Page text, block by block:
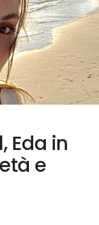
Eda in
e